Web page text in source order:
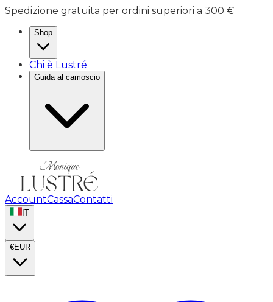
Spedizione gratuita per ordini superiori a 300 €
Shop
Chi è Lustré
Guida al camoscio
AccountCassaContatti
IT
€EUR